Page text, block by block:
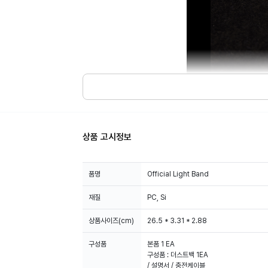
상품 고시정보
품명 Official Light Band
재질 PC, Si
상품사이즈(cm) 26.5 * 3.31 * 2.88
구성품
본품 1 EA
구성품 : 더스트백 1EA
/ 설명서 / 충전케이블